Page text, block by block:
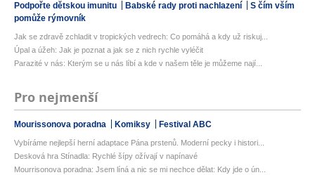
Podpořte dětskou imunitu Babské rady proti nachlazení
S čím vším
pomůže rýmovník
Jak se zdravě zchladit v tropických vedrech: Co pomáhá a kdy už riskuj...
Úpal a úžeh: Jak je poznat a jak se z nich rychle vyléčit
Parazité v nás: Kterým se u nás líbí a kde v našem těle je můžeme nají...
Pro nejmenší
Mourissonova poradna Komiksy Festival ABC
Vybíráme nejlepší herní adaptace Pána prstenů. Moderní pecky i histori...
Desková hra Stínadla: Rychlé šípy ožívají v napínavé
Mourrisonova poradna: Jsem líná a nic se mi nechce dělat: Kdy jde o ún...